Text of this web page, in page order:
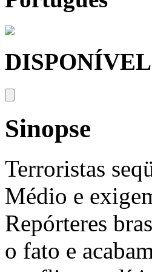
DISPONÍVEL
Sinopse
Terroristas
Médio e
Repórteres
o fato e